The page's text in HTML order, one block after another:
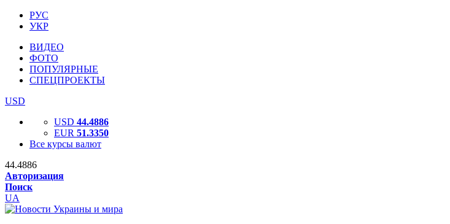
РУС
УКР
ВИДЕО
ФОТО
ПОПУЛЯРНЫЕ
СПЕЦПРОЕКТЫ
USD
USD 44.4886
EUR 51.3350
Все курсы валют
44.4886
Авторизация
Поиск
UA